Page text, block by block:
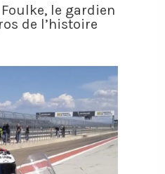
le gardien
de l’histoire